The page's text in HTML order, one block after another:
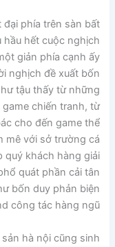
đại phía trên sàn bất
hết cuộc nghịch
giản phía cạnh ấy
nghịch đề xuất bốn
tậu thấy từ những
chiến tranh, từ
cho đến game thể
mê với sở trường cá
quý khách hàng giải
quát phần cải tân
bốn duy phản biện
công tác hàng ngũ.
hà nội cũng sinh